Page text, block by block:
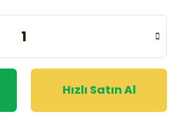
Hızlı Satın Al